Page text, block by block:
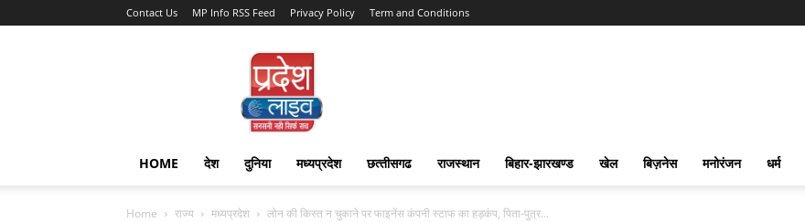
Contact Us MP Info RSS Feed Privacy Policy Term and Conditions
Pradesh
Live
HOME देश दुनिया मध्यप्रदेश छत्‍तीसगढ राजस्‍थान बिहार-झारखण्‍ड खेल बिज़नेस मनोरंजन धर्म
Home राज्‍य मध्यप्रदेश लोन की किस्त न चुकाने पर फाइनेंस कंपनी स्टाफ का हड़कंप, पिता-पुत्र...